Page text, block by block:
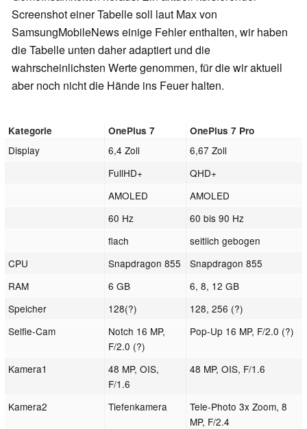
Screenshot einer Tabelle soll laut Max von
SamsungMobileNews einige Fehler enthalten, wir haben
die Tabelle unten daher adaptiert und die
wahrscheinlichsten Werte genommen, für die wir aktuell
aber noch nicht die Hände ins Feuer halten.
Kategorie OnePlus 7 OnePlus 7 Pro
Display 6,4 Zoll
6,67 Zoll
FullHD+
QHD+
AMOLED
AMOLED
60 Hz
60 bis 90 Hz
flach
seitlich gebogen
CPU
Snapdragon 855
Snapdragon 855
RAM
6 GB
6, 8, 12 GB
Speicher
128(?)
128, 256 (?)
Selfie-Cam
Notch 16 MP,
F/2.0 (?)
Pop-Up 16 MP, F/2.0 (?)
Kamera1
48 MP, OIS,
F/1.6
48 MP, OIS, F/1.6
Kamera2 Tiefenkamera
Tele-Photo 3x Zoom, 8
MP, F/2.4